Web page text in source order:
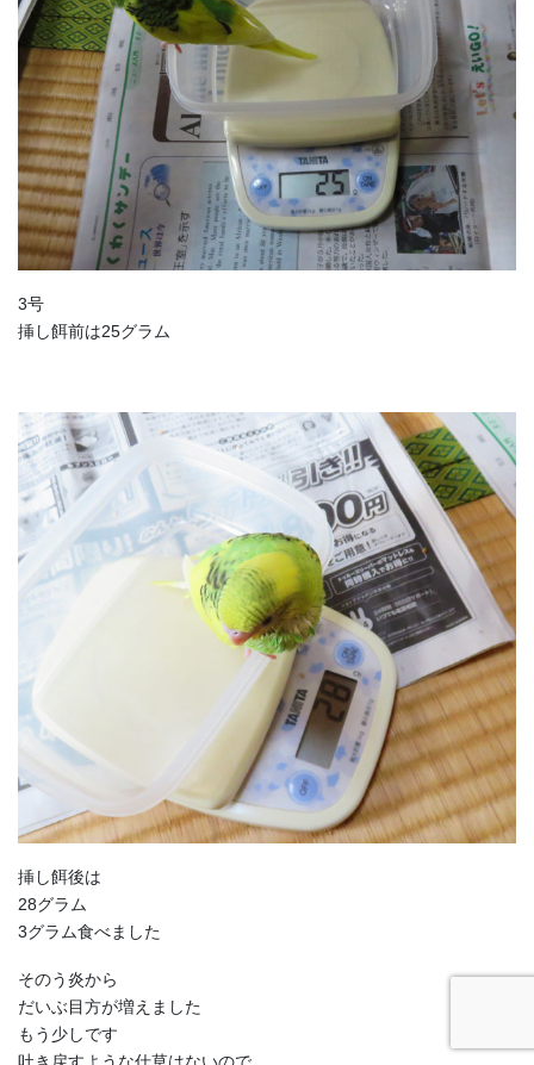
3号
挿し餌前は25グラム
挿し餌後は
28グラム
3グラム食べました
そのう炎から
だいぶ目方が増えました
もう少しです